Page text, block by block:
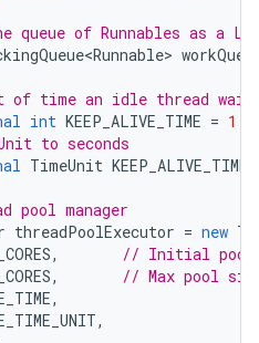
of Runnables as a
of time an idle thread
int KEEP_ALIVE_TIME = 1
to seconds
TimeUnit
pool manager
threadPoolExecutor = new
,
// Initial pool
,
// Max pool
,
,